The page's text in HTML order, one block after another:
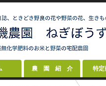
農 園 紹 介 特定